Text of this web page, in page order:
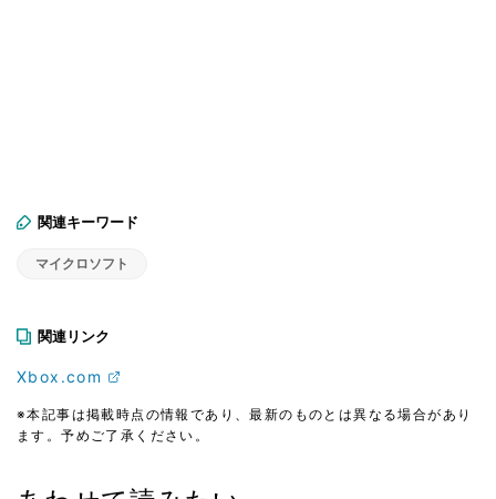
関連キーワード
マイクロソフト
関連リンク
Xbox.com
※本記事は掲載時点の情報であり、最新のものとは異なる場合があり
ます。予めご了承ください。